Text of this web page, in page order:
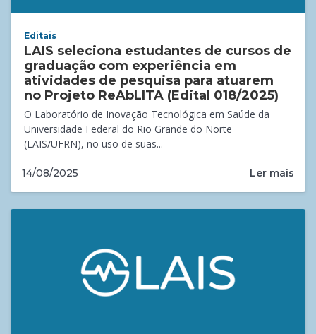
Editais
LAIS seleciona estudantes de cursos de
graduação com experiência em
atividades de pesquisa para atuarem
no Projeto ReAbLITA (Edital 018/2025)
O Laboratório de Inovação Tecnológica em Saúde da
Universidade Federal do Rio Grande do Norte
(LAIS/UFRN), no uso de suas...
14/08/2025 Ler mais